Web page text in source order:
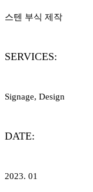
스텐 부식 제작
SERVICES:
Signage, Design
DATE:
2023. 01